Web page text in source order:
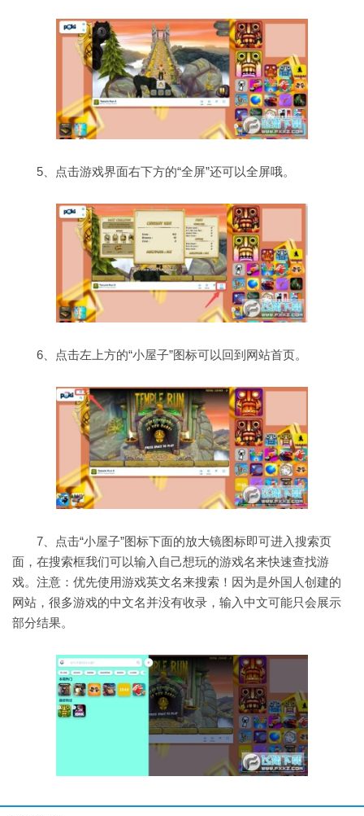
5、点击游戏界面右下方的“全屏”还可以全屏哦。
6、点击左上方的“小屋子”图标可以回到网站首页。
7、点击“小屋子”图标下面的放大镜图标即可进入搜索页
面，在搜索框我们可以输入自己想玩的游戏名来快速查找游
戏。注意：优先使用游戏英文名来搜索！因为是外国人创建的
网站，很多游戏的中文名并没有收录，输入中文可能只会展示
部分结果。